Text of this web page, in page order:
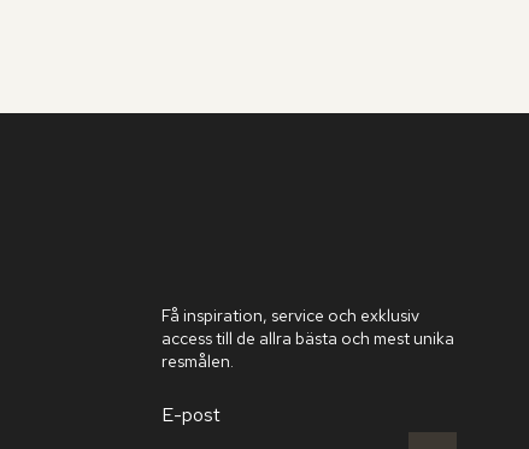
Få inspiration, service och exklusiv
access till de allra bästa och mest unika
resmålen.
E-post